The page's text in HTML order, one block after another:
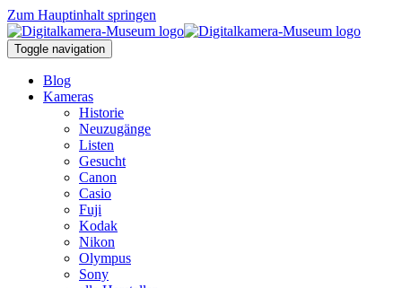
Zum Hauptinhalt springen
Toggle navigation
Blog
Kameras
Historie
Neuzugänge
Listen
Gesucht
Canon
Casio
Fuji
Kodak
Nikon
Olympus
Sony